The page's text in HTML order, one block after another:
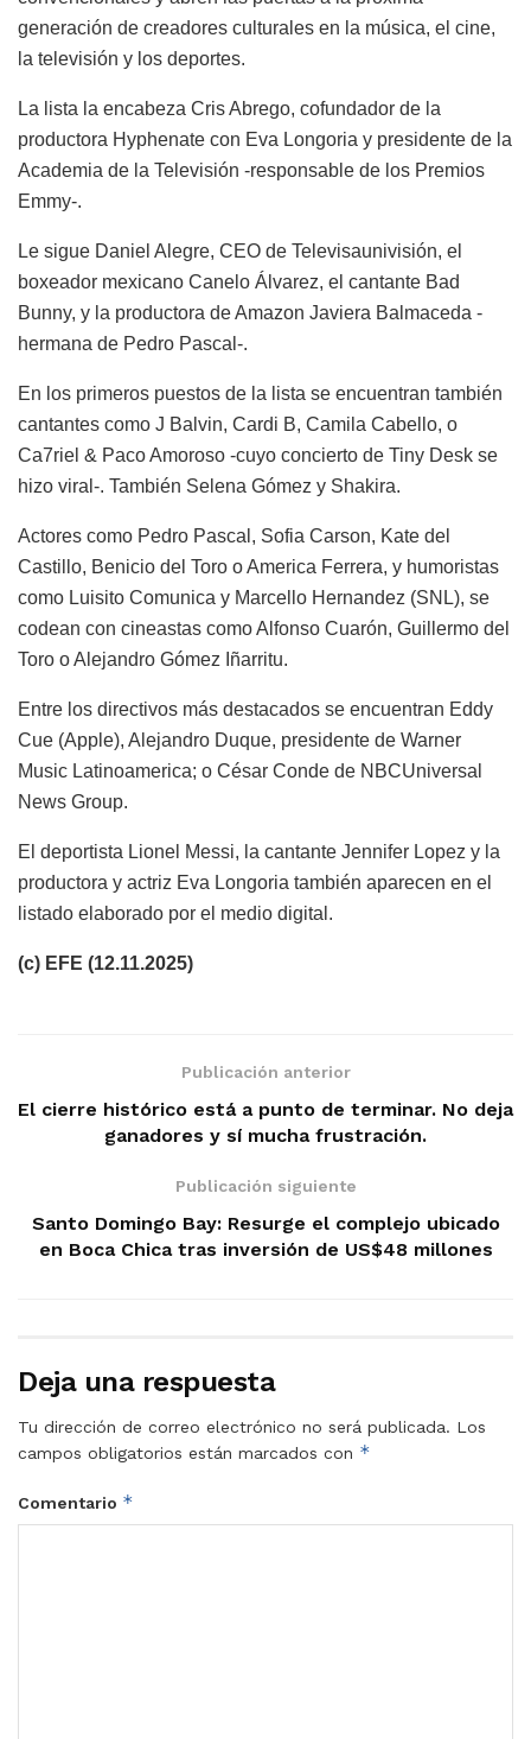
generación de creadores culturales en la música, el cine,
la televisión y los deportes.
La lista la encabeza Cris Abrego, cofundador de la
productora Hyphenate con Eva Longoria y presidente de la
Academia de la Televisión -responsable de los Premios
Emmy-.
Le sigue Daniel Alegre, CEO de Televisaunivisión, el
boxeador mexicano Canelo Álvarez, el cantante Bad
Bunny, y la productora de Amazon Javiera Balmaceda -
hermana de Pedro Pascal-.
En los primeros puestos de la lista se encuentran también
cantantes como J Balvin, Cardi B, Camila Cabello, o
Ca7riel & Paco Amoroso -cuyo concierto de Tiny Desk se
hizo viral-. También Selena Gómez y Shakira.
Actores como Pedro Pascal, Sofia Carson, Kate del
Castillo, Benicio del Toro o America Ferrera, y humoristas
como Luisito Comunica y Marcello Hernandez (SNL), se
codean con cineastas como Alfonso Cuarón, Guillermo del
Toro o Alejandro Gómez Iñarritu.
Entre los directivos más destacados se encuentran Eddy
Cue (Apple), Alejandro Duque, presidente de Warner
Music Latinoamerica; o César Conde de NBCUniversal
News Group.
El deportista Lionel Messi, la cantante Jennifer Lopez y la
productora y actriz Eva Longoria también aparecen en el
listado elaborado por el medio digital.
(c) EFE (12.11.2025)
Publicación anterior
El cierre histórico está a punto de terminar. No deja
ganadores y sí mucha frustración.
Publicación siguiente
Santo Domingo Bay: Resurge el complejo ubicado
en Boca Chica tras inversión de US$48 millones
Deja una respuesta
Tu dirección de correo electrónico no será publicada. Los
campos obligatorios están marcados con *
Comentario *